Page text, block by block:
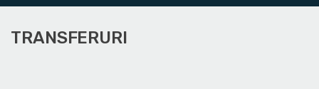
TRANSFERURI